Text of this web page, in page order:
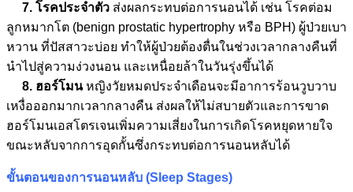
7. โรคประจำตัว ส่งผลกระทบต่อการนอนได้ เช่น โรคต่อม
ลูกหมากโต (benign prostatic hypertrophy หรือ BPH) ผู้ป่วยเบา
หวาน ที่ปัสสาวะบ่อย ทำให้ผู้ป่วยต้องตื่นในช่วงเวลากลางคืนที่
นำไปสู่ความง่วงนอน และเหนื่อยล้าในวันรุ่งขึ้นได้
8. ฮอร์โมนหญิงวัยหมดประจำเดือนจะมีอาการร้อนวูบวาบ
เหงื่อออกมากเวลากลางคืน ส่งผลให้ไม่สบายตัวและการขาด
ฮอร์โมนเอสโตรเจนเพิ่มความเสี่ยงในการเกิดโรคหยุดหายใจ
ขณะหลับจากการอุดกั้นซึ่งกระทบต่อการนอนหลับได้
ขั้นตอนของการนอนหลับ (Sleep Stages)